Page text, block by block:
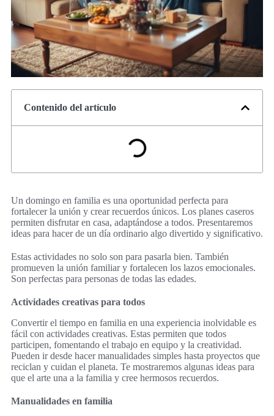
Contenido del artículo
Un domingo en familia es una oportunidad perfecta para
fortalecer la unión y crear recuerdos únicos. Los planes caseros
permiten disfrutar en casa, adaptándose a todos. Presentaremos
ideas para hacer de un día ordinario algo divertido y significativo.
Estas actividades no solo son para pasarla bien. También
promueven la unión familiar y fortalecen los lazos emocionales.
Son perfectas para personas de todas las edades.
Actividades creativas para todos
Convertir el tiempo en familia en una experiencia inolvidable es
fácil con actividades creativas. Estas permiten que todos
participen, fomentando el trabajo en equipo y la creatividad.
Pueden ir desde hacer manualidades simples hasta proyectos que
reciclan y cuidan el planeta. Te mostraremos algunas ideas para
que el arte una a la familia y cree hermosos recuerdos.
Manualidades en familia